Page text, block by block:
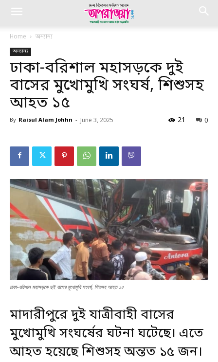
Home অন্যান্য
অন্যান্য
ঢাকা-বরিশাল মহাসড়কে দুই
বাসের মুখোমুখি সংঘর্ষ, শিশুসহ
আহত ১৫
By Raisul Alam Johhn - June 3, 2025 0
21
ঢাকা-বরিশাল মহাসড়কে দুই বাসের মুখোমুখি সংঘর্ষ, শিশুসহ আহত ১৫
মাদারীপুরে দুই যাত্রীবাহী বাসের
মুখোমুখি সংঘর্ষের ঘটনা ঘটেছে। এতে
আহত হয়েছে শিশুসহ অন্তত ১৫ জন।